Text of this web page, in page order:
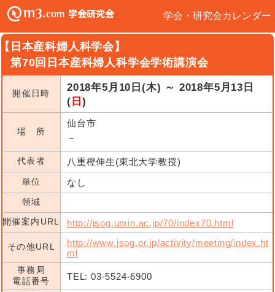
学会・研究会カレンダー
日本産科婦人科学会】
第70回日本産科婦人科学会学術講演会
開催日時
2018年5月10日(木) ～ 2018年5月13日
( 日 )
場 所
仙台市
－
代表者 八重樫伸生(東北大学教授)
単位 なし
領域
開催案内URL
http://jsog.umin.ac.jp/70/index70.html
その他URL
http://www.jsog.or.jp/activity/meeting/index.ht
ml
事務局
電話番号
TEL: 03-5524-6900